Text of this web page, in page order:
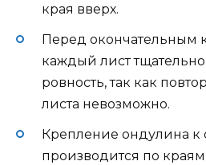
края вверх.
Перед окончательным
каждый лист
ровность, так как
листа невозможно.
Крепление ондулина к
производится по краям